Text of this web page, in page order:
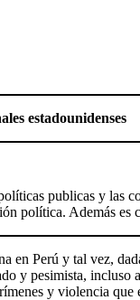
estadounidenses
publicas y las
política. Además
en Perú y tal vez,
y pesimista,
y violencia que